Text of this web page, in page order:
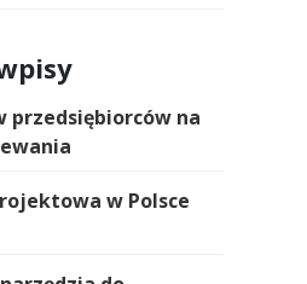
przedsiębiorców na
w Polsce